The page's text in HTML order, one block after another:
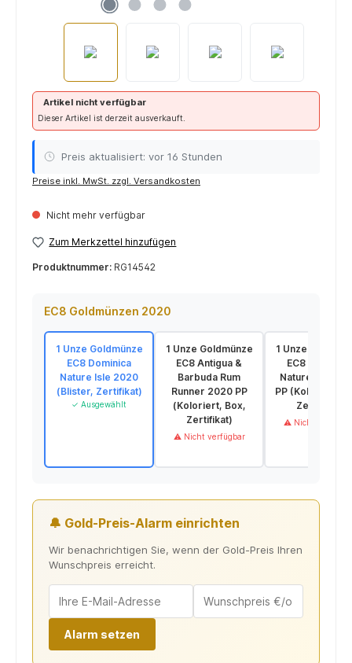
Artikel nicht verfügbar
Dieser Artikel ist derzeit ausverkauft.
Preis aktualisiert: vor 16 Stunden
Preise inkl. MwSt. zzgl. Versandkosten
Nicht mehr verfügbar
Zum Merkzettel hinzufügen
Produktnummer: RG14542
EC8 Goldmünzen 2020
1 Unze Goldmünze
EC8 Dominica
Nature Isle 2020
(Blister, Zertifikat)
✓ Ausgewählt
1 Unze Goldmünze
EC8 Antigua &
Barbuda Rum
Runner 2020 PP
(Koloriert, Box,
Zertifikat)
⚠ Nicht verfügbar
1 Unze
EC8 Dominica
Nature Isle
PP (Koloriert,
Zertifikat)
⚠ Nicht
🔔 Gold-Preis-Alarm einrichten
Wir benachrichtigen Sie, wenn der Gold-Preis Ihren
Wunschpreis erreicht.
Alarm setzen